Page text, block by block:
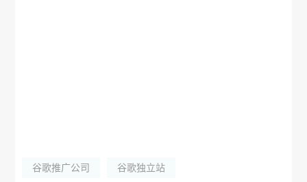
谷歌推广公司 谷歌独立站